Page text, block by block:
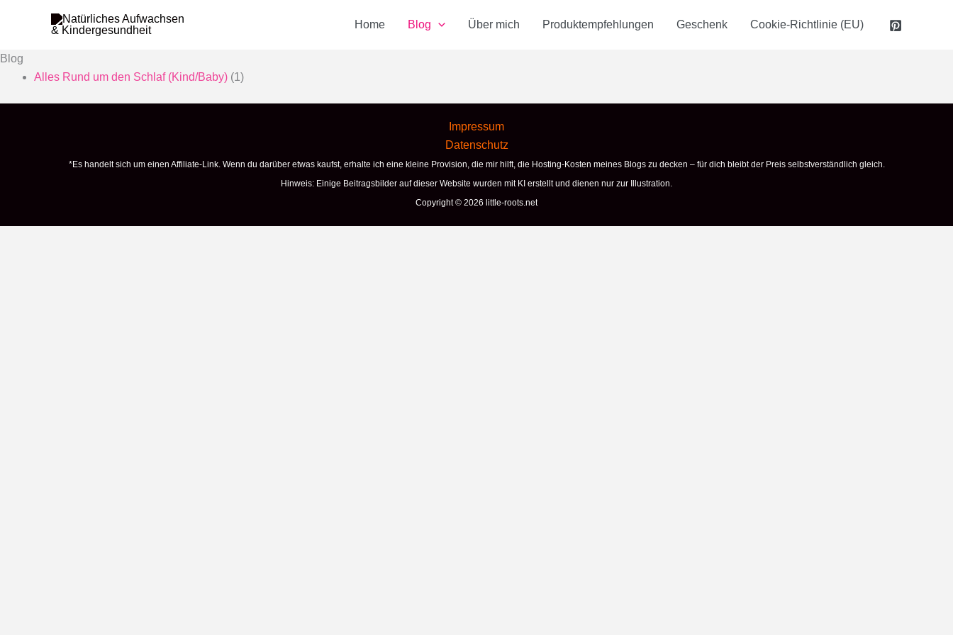
Home Blog Über mich Produktempfehlungen Geschenk Cookie-Richtlinie (EU)
Blog
Alles Rund um den Schlaf (Kind/Baby) (1)
Impressum
Datenschutz
*Es handelt sich um einen Affiliate-Link. Wenn du darüber etwas kaufst, erhalte ich eine kleine Provision, die mir hilft, die Hosting-Kosten meines Blogs zu decken – für dich bleibt der Preis selbstverständlich gleich.
Hinweis: Einige Beitragsbilder auf dieser Website wurden mit KI erstellt und dienen nur zur Illustration.
Copyright © 2026 little-roots.net